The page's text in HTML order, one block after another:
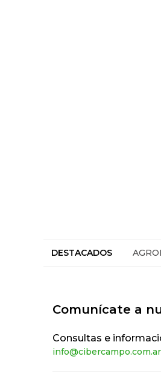
DESTACADOS
Comunícate a
Consultas e
info@cibercampo.com.ar